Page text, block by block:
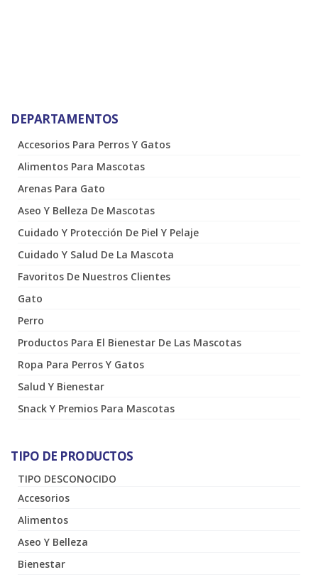
DEPARTAMENTOS
Accesorios Para Perros Y Gatos
Alimentos Para Mascotas
Arenas Para Gato
Aseo Y Belleza De Mascotas
Cuidado Y Protección De Piel Y Pelaje
Cuidado Y Salud De La Mascota
Favoritos De Nuestros Clientes
Gato
Perro
Productos Para El Bienestar De Las Mascotas
Ropa Para Perros Y Gatos
Salud Y Bienestar
Snack Y Premios Para Mascotas
TIPO DE PRODUCTOS
TIPO DESCONOCIDO
Accesorios
Alimentos
Aseo Y Belleza
Bienestar